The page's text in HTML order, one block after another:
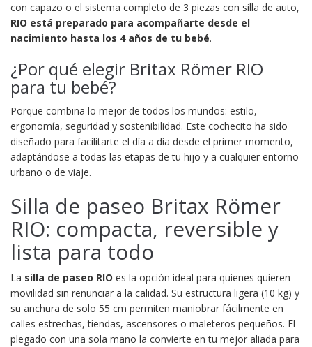
con capazo o el sistema completo de 3 piezas con silla de auto,
RIO está preparado para acompañarte desde el
nacimiento hasta los 4 años de tu bebé.
¿Por qué elegir Britax Römer RIO
para tu bebé?
Porque combina lo mejor de todos los mundos: estilo,
ergonomía, seguridad y sostenibilidad. Este cochecito ha sido
diseñado para facilitarte el día a día desde el primer momento,
adaptándose a todas las etapas de tu hijo y a cualquier entorno
urbano o de viaje.
Silla de paseo Britax Römer
RIO: compacta, reversible y
lista para todo
La silla de paseo RIO es la opción ideal para quienes quieren
movilidad sin renunciar a la calidad. Su estructura ligera (10 kg) y
su anchura de solo 55 cm permiten maniobrar fácilmente en
calles estrechas, tiendas, ascensores o maleteros pequeños. El
plegado con una sola mano la convierte en tu mejor aliada para